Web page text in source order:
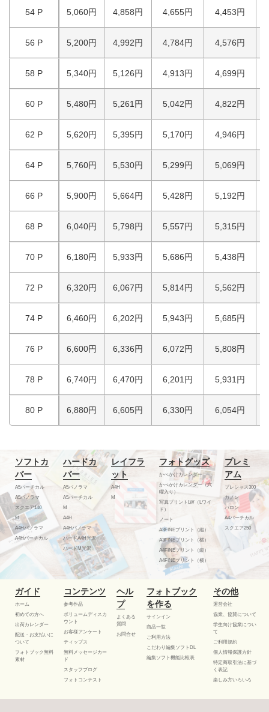
54 P 5,060円 4,858円 4,655円 4,453円
56 P 5,200円 4,992円 4,784円 4,576円
58 P 5,340円 5,126円 4,913円 4,699円
60 P 5,480円 5,261円 5,042円 4,822円
62 P 5,620円 5,395円 5,170円 4,946円
64 P 5,760円 5,530円 5,299円 5,069円
66 P 5,900円 5,664円 5,428円 5,192円
68 P 6,040円 5,798円 5,557円 5,315円
70 P 6,180円 5,933円 5,686円 5,438円
72 P 6,320円 6,067円 5,814円 5,562円
74 P 6,460円 6,202円 5,943円 5,685円
76 P 6,600円 6,336円 6,072円 5,808円
78 P 6,740円 6,470円 6,201円 5,931円
80 P 6,880円 6,605円 6,330円 6,054円
ソフトカ
バー
A5バーチカル
A5パノラマ
スクエア140
M
A4Hパノラマ
A4Hバーチカル
ハードカ
バー
A5パノラマ
A5バーチカル
M
A4H
A4Hパノラマ
ハードA4H光沢
ハードM光沢
レイフラ
ット
A4H
M
フォトグッズ
かべかけカレンダー
かべかけカレンダー（六
曜入り）
写真プリントLW（Lワイ
ド）
ノート
A3FINEプリント（縦）
A3FINEプリント（横）
A4FINEプリント（縦）
A4FINEプリント（横）
プレミ
アム
プレシャス300
カノン
バロン
A4バーチカル
スクエア250
ガイド
ホーム
初めての方へ
出荷カレンダー
配送・お支払いに
ついて
フォトブック無料
素材
コンテンツ
参考作品
ボリュームディスカ
ウント
お客様アンケート
ティップス
無料メッセージカー
ド
スタッフブログ
フォトコンテスト
ヘル
プ
よくある
質問
お問合せ
フォトブック
を作る
サインイン
商品一覧
ご利用方法
こだわり編集ソフトDL
編集ソフト機能比較表
その他
運営会社
協業、協賛について
学生向け協業につい
て
ご利用規約
個人情報保護方針
特定商取引法に基づ
く表記
楽しみ方いろいろ